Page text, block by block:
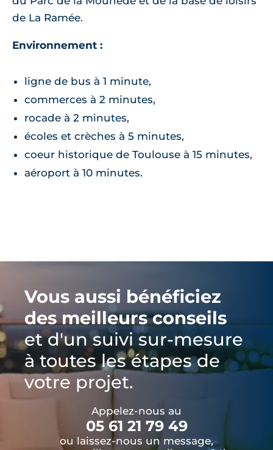
de La Ramée.
Environnement :
ligne de bus à 1 minute,
commerces à 2 minutes,
rocade à 2 minutes,
écoles et crèches à 5 minutes,
coeur historique de Toulouse à 15 minutes,
aéroport à 10 minutes.
Vous aussi bénéficiez
des meilleurs conseils
et d'un suivi sur-mesure
à toutes les étapes de
votre projet.
Appelez-nous au
05 61 21 79 49
ou laissez-nous un message,